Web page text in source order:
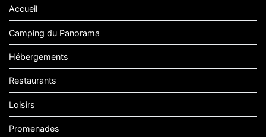
Accueil
Camping du Panorama
Hébergements
Restaurants
Loisirs
Promenades